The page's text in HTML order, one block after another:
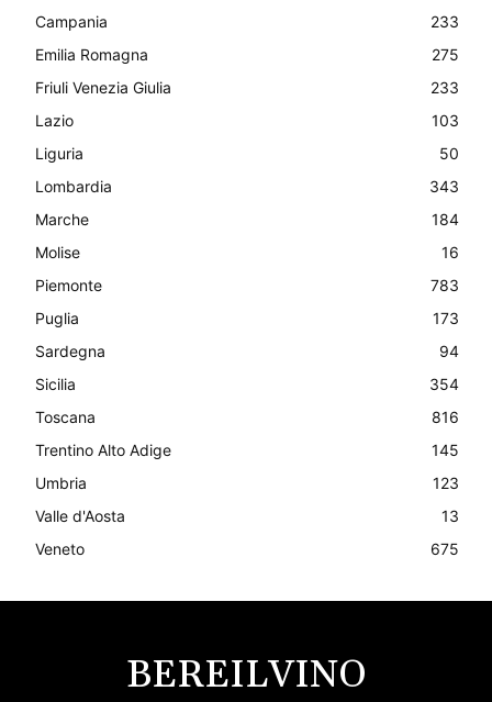
Campania
233
Emilia Romagna
275
Friuli Venezia Giulia
233
Lazio
103
Liguria
50
Lombardia
343
Marche
184
Molise
16
Piemonte
783
Puglia
173
Sardegna
94
Sicilia
354
Toscana
816
Trentino Alto Adige
145
Umbria
123
Valle d'Aosta
13
Veneto
675
BEREILVINO